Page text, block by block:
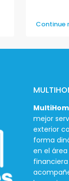
Continue
mejor
exterior
forma
en el